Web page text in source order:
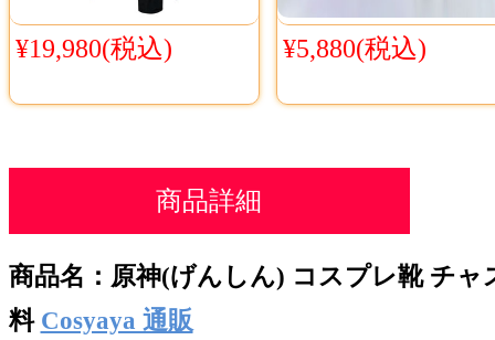
¥19,980(税込) ¥5,880(税込)
商品詳細
商品名： 原神(げんしん) コスプレ靴 チャ
料 Cosyaya 通販